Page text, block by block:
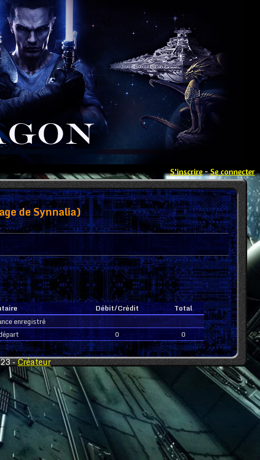
S'inscrire-Se connecter
de Synnalia)
Débit/Crédit
Total
enregistré
0 0
-Créateur